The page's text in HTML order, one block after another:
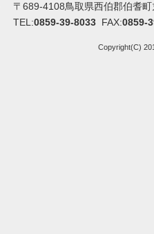
〒689-4108鳥取県西伯郡伯耆
TEL:0859-39-8033 FAX:0859-
Copyright(C)